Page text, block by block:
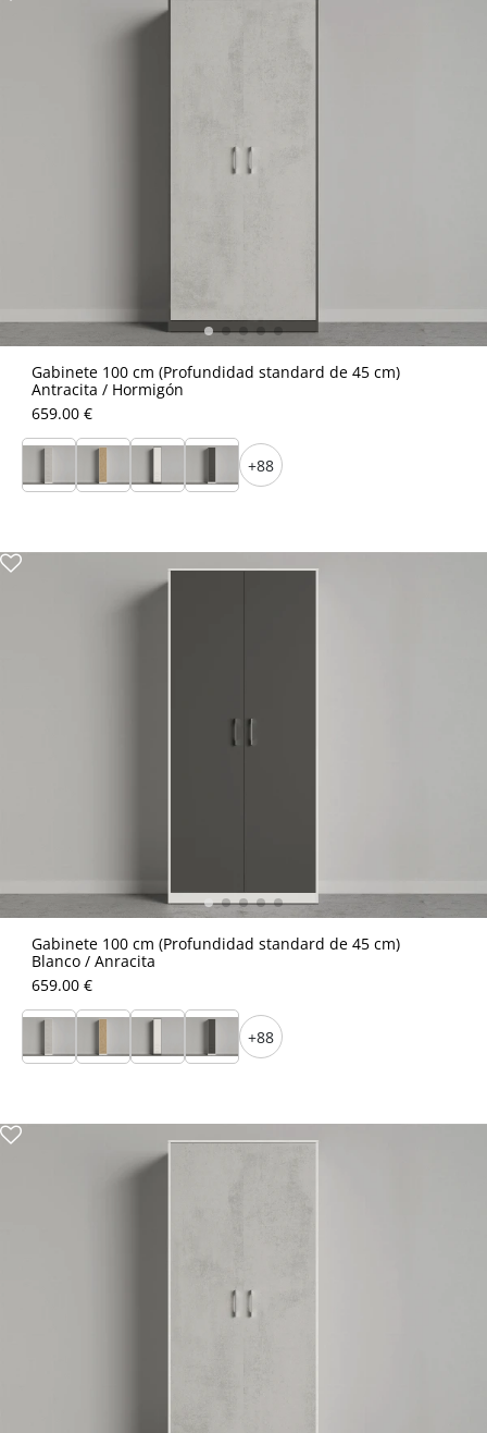
Gabinete 100 cm (Profundidad standard de 45 cm)
Antracita / Hormigón
659.00 €
+88
Gabinete 100 cm (Profundidad standard de 45 cm)
Blanco / Anracita
659.00 €
+88